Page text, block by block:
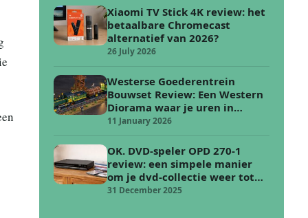
Xiaomi TV Stick 4K review: het
betaalbare Chromecast
alternatief van 2026?
26 July 2026
Westerse Goederentrein
Bouwset Review: Een Western
Diorama waar je uren in
verdwijnt
11 January 2026
OK. DVD-speler OPD 270-1
review: een simpele manier
om je dvd-collectie weer tot
leven te wekken
31 December 2025